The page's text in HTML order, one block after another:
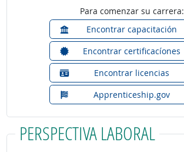
Para comenzar su carrera:
Encontrar capacitación
Encontrar certificacíones
Encontrar licencias
Apprenticeship.gov
PERSPECTIVA LABORAL